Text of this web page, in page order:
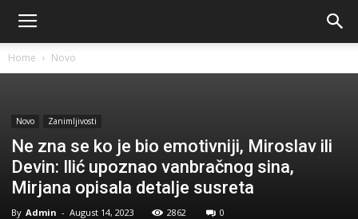
Home Novo
Novo Zanimljivosti
Ne zna se ko je bio emotivniji, Miroslav ili
Devin: Ilić upoznao vanbračnog sina,
Mirjana opisala detalje susreta
By Admin - August 14, 2023 2862 0